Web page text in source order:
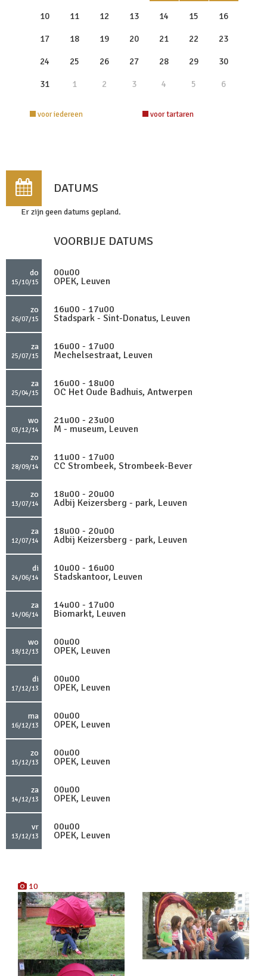
10 11 12 13 14 15 16
17 18 19 20 21 22 23
24 25 26 27 28 29 30
31 1 2 3 4 5 6
voor iedereen voor tartaren
DATUMS
Er zijn geen datums gepland.
VOORBIJE DATUMS
do
15/10/15
00u00
OPEK, Leuven
zo
26/07/15
16u00 - 17u00
Stadspark - Sint-Donatus, Leuven
za
25/07/15
16u00 - 17u00
Mechelsestraat, Leuven
za
25/04/15
16u00 - 18u00
OC Het Oude Badhuis, Antwerpen
wo
03/12/14
21u00 - 23u00
M - museum, Leuven
zo
28/09/14
11u00 - 17u00
CC Strombeek, Strombeek-Bever
zo
13/07/14
18u00 - 20u00
Adbij Keizersberg - park, Leuven
za
12/07/14
18u00 - 20u00
Adbij Keizersberg - park, Leuven
di
24/06/14
10u00 - 16u00
Stadskantoor, Leuven
za
14/06/14
14u00 - 17u00
Biomarkt, Leuven
wo
18/12/13
00u00
OPEK, Leuven
di
17/12/13
00u00
OPEK, Leuven
ma
16/12/13
00u00
OPEK, Leuven
zo
15/12/13
00u00
OPEK, Leuven
za
14/12/13
00u00
OPEK, Leuven
vr
13/12/13
00u00
OPEK, Leuven
10